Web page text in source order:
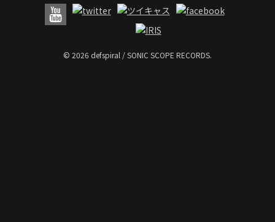
© 2026 defspiral / SONIC SCOPE RECORDS.